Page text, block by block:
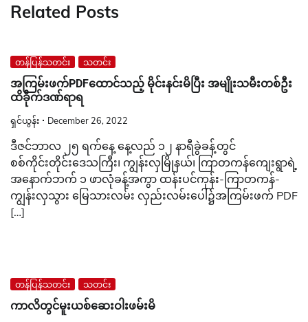
Related Posts
တန်ပြန်သတင်း သတင်း
အကြမ်းဖက်PDFထောင်သည့် မိုင်းနင်းမိပြီး အမျိုးသမီးတစ်ဦး
ထိခိုက်ဒဏ်ရာရ
ရှင်ယွန်း December 26, 2022
ဒီဇင်ဘာလ ၂၅ ရက်နေ့ နေ့လည် ၁၂ နာရီခွဲခန့်တွင်
စစ်ကိုင်းတိုင်းဒေသကြီး၊ ကျွန်းလှမြိုနယ်၊ ကြာတကန်ကျေးရွာရဲ့
အနောက်ဘက် ၁ ဖာလုံခန့်အကွာ ထန်းပင်ကုန်း-ကြာတကန်-
ကျွန်းလှသွား မြေသားလမ်း လှည်းလမ်းပေါ်၌အကြမ်းဖက် PDF
[…]
တန်ပြန်သတင်း သတင်း
ကာလိတွင်မူးယစ်ဆေးဝါးဖမ်းမိ